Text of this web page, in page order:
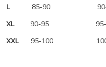
L 85-90 90-
XL 90-95 95-
XXL 95-100 100-